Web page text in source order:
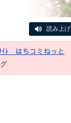
読み上げ
ｲﾄ はちコミねっと